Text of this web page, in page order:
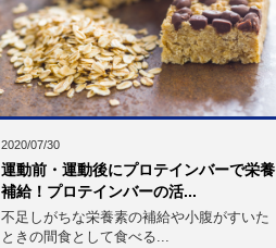
2020/07/30
運動前・運動後にプロテインバーで栄養
補給！プロテインバーの活...
不足しがちな栄養素の補給や小腹がすいた
ときの間食として食べる...